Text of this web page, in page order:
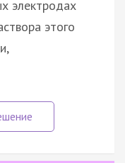
электродах
этого